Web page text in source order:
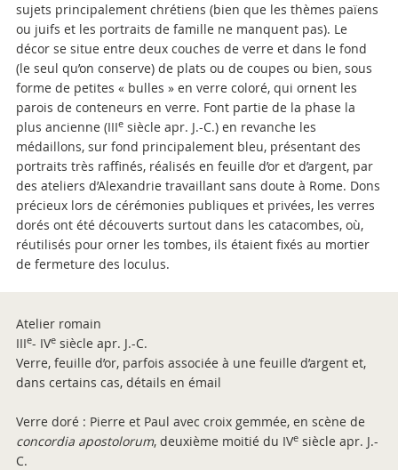
sujets principalement chrétiens (bien que les thèmes païens
ou juifs et les portraits de famille ne manquent pas). Le
décor se situe entre deux couches de verre et dans le fond
(le seul qu’on conserve) de plats ou de coupes ou bien, sous
forme de petites « bulles » en verre coloré, qui ornent les
parois de conteneurs en verre. Font partie de la phase la
plus ancienne (IIIesiècle apr. J.-C.) en revanche les
médaillons, sur fond principalement bleu, présentant des
portraits très raffinés, réalisés en feuille d’or et d’argent, par
des ateliers d’Alexandrie travaillant sans doute à Rome. Dons
précieux lors de cérémonies publiques et privées, les verres
dorés ont été découverts surtout dans les catacombes, où,
réutilisés pour orner les tombes, ils étaient fixés au mortier
de fermeture des loculus.
Atelier romain
IIIe- IVesiècle apr. J.-C.
Verre, feuille d’or, parfois associée à une feuille d’argent et,
dans certains cas, détails en émail
Verre doré : Pierre et Paul avec croix gemmée, en scène de
concordia apostolorum, deuxième moitié du IVesiècle apr. J.-
C.